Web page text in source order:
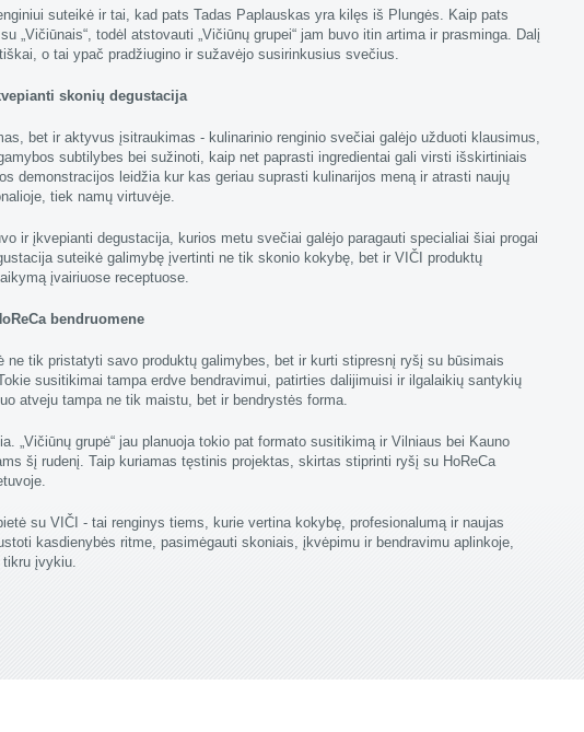
suteikė ir tai, kad pats Tadas Paplauskas yra kilęs iš Plungės. Kaip pats
„Vičiūnais“, todėl atstovauti „Vičiūnų grupei“ jam buvo itin artima ir prasminga. Dalį
o tai ypač pradžiugino ir sužavėjo susirinkusius svečius.
skonių degustacija
bet ir aktyvus įsitraukimas - kulinarinio renginio svečiai galėjo užduoti klausimus,
subtilybes bei sužinoti, kaip net paprasti ingredientai gali virsti išskirtiniais
demonstracijos leidžia kur kas geriau suprasti kulinarijos meną ir atrasti naujų
tiek namų virtuvėje.
ir įkvepianti degustacija, kurios metu svečiai galėjo paragauti specialiai šiai progai
suteikė galimybę įvertinti ne tik skonio kokybę, bet ir VIČI produktų
įvairiuose receptuose.
bendruomene
ne tik pristatyti savo produktų galimybes, bet ir kurti stipresnį ryšį su būsimais
susitikimai tampa erdve bendravimui, patirties dalijimuisi ir ilgalaikių santykių
atveju tampa ne tik maistu, bet ir bendrystės forma.
„Vičiūnų grupė“ jau planuoja tokio pat formato susitikimą ir Vilniaus bei Kauno
šį rudenį. Taip kuriamas tęstinis projektas, skirtas stiprinti ryšį su HoReCa
su VIČI - tai renginys tiems, kurie vertina kokybę, profesionalumą ir naujas
kasdienybės ritme, pasimėgauti skoniais, įkvėpimu ir bendravimu aplinkoje,
tikru įvykiu.